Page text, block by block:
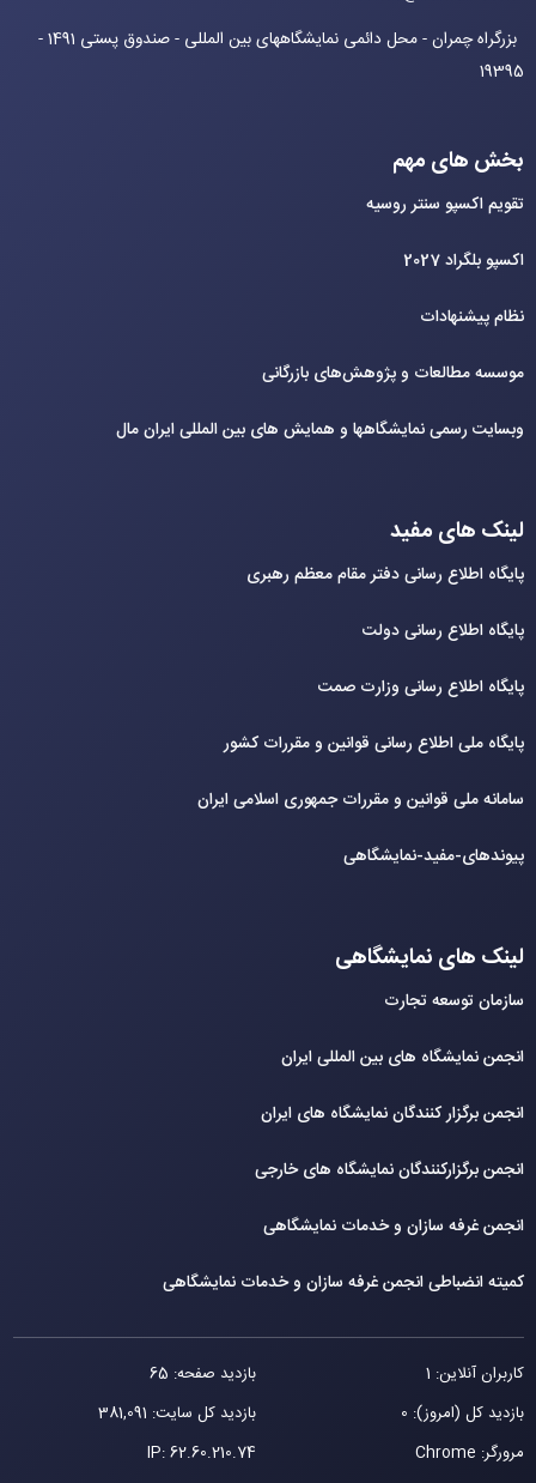
بزرگراه چمران - محل دائمی نمایشگاههای بین المللی - صندوق پستی 1491 -
19395
بخش های مهم
تقویم اکسپو سنتر روسیه
اکسپو بلگراد 2027
نظام پیشنهادات
موسسه مطالعات و پژوهش‌های بازرگانی
وبسایت رسمی نمایشگاهها و همایش های بین‌ المللی ایران مال
لینک های مفید
پایگاه اطلاع رسانی دفتر مقام معظم رهبری
پایگاه اطلاع رسانی دولت
پایگاه اطلاع رسانی وزارت صمت
پایگاه ملی اطلاع رسانی قوانین و مقررات کشور
سامانه ملی قوانین و مقررات جمهوری اسلامی ایران
پیوندهای-مفید-نمایشگاهی
لینک های نمایشگاهی
سازمان توسعه تجارت
انجمن نمایشگاه های بین المللی ایران
انجمن برگزار کنندگان نمایشگاه های ایران
انجمن برگزارکنندگان نمایشگاه های خارجی
انجمن غرفه سازان و خدمات نمایشگاهی
کمیته انضباطی انجمن غرفه سازان و خدمات نمایشگاهی
کاربران آنلاین: 1
بازدید صفحه: 65
بازدید کل (امروز): 0
بازدید کل سایت: 381,091
مرورگر: Chrome
IP:62.60.210.74